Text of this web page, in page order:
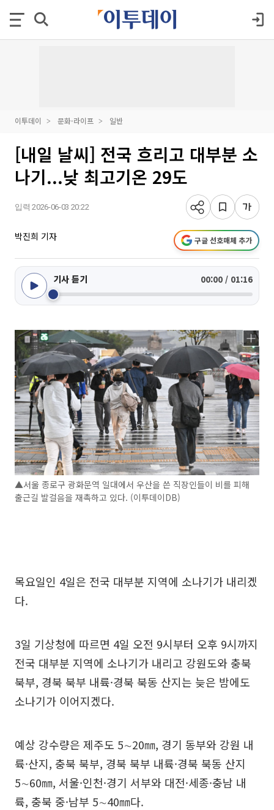
이투데이 문화·라이프 일반
[내일 날씨] 전국 흐리고 대부분 소
나기...낮 최고기온 29도
입력 2026-06-03 20:22
박진희 기자 구글 선호매체 추가
기사 듣기 00:00 / 01:16
▲서울 종로구 광화문역 일대에서 우산을 쓴 직장인들이 비를 피해
출근길 발걸음을 재촉하고 있다. (이투데이DB)
목요일인 4일은 전국 대부분 지역에 소나기가 내리겠
다.
3일 기상청에 따르면 4일 오전 9시부터 오후 9시까지
전국 대부분 지역에 소나기가 내리고 강원도와 충북
북부, 경북 북부 내륙·경북 북동 산지는 늦은 밤에도
소나기가 이어지겠다.
예상 강수량은 제주도 5∼20㎜, 경기 동부와 강원 내
륙·산지, 충북 북부, 경북 북부 내륙·경북 북동 산지
5∼60㎜, 서울·인천·경기 서부와 대전·세종·충남 내
륙, 충북 중·남부 5∼40㎜다.